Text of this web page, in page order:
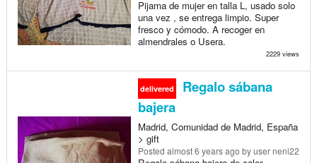
Pijama de mujer en talla L, usado solo
una vez , se entrega limpio. Super
fresco y cómodo. A recoger en
almendrales o Usera.
2229 views
delivered
Regalo sábana
bajera
Madrid, Comunidad de Madrid, España
> gift
Posted almost 6 years ago by user neni22